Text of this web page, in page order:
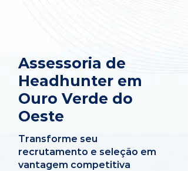
Assessoria de
Headhunter em
Ouro Verde do
Oeste
Transforme seu
recrutamento e seleção em
vantagem competitiva